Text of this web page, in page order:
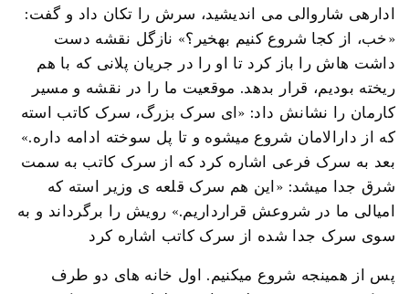
ادارهی شاروالی می اندیشید، سرش را تکان داد و گفت:
«خب، از کجا شروع کنیم بهخیر؟» نازگل نقشه دست
داشت هاش را باز کرد تا او را در جریان پلانی که با هم
ریخته بودیم، قرار بدهد. موقعیت ما را در نقشه و مسیر
کارمان را نشانش داد: «ای سرک بزرگ، سرک کاتب استه
که از دارالامان شروع میشوه و تا پل سوخته ادامه داره.»
بعد به سرک فرعی اشاره کرد که از سرک کاتب به سمت
شرق جدا میشد: «این هم سرک قلعه ی وزیر استه که
امیالی ما در شروعش قرارداریم.» رویش را برگرداند و به
سوی سرک جدا شده از سرک کاتب اشاره کرد
پس از همینجه شروع میکنیم. اول خانه های دو طرف